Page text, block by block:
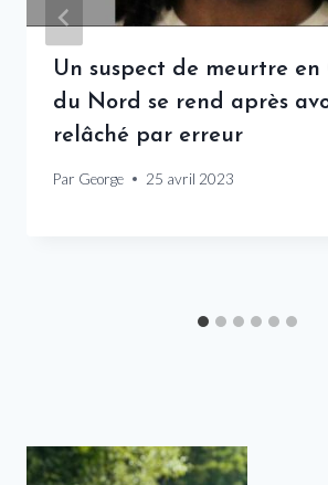
Un suspect de meurtre en
du Nord se rend après
relâché par erreur
Par George 25 avril 2023